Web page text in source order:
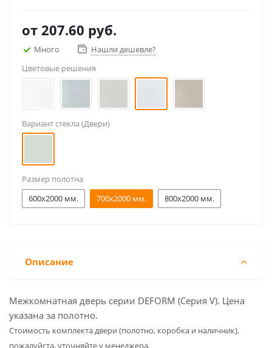
от 207.60 руб.
Много
Нашли дешевле?
Цветовые решения
Вариант стекла (Двери)
Размер полотна
600x2000 мм.
700x2000 мм. 800x2000 мм.
Описание
Межкомнатная дверь серии DEFORM (Серия V). Цена
указана за полотно.
Cтоимость комплекта двери (полотно, коробка и наличник),
пожалуйста, уточняйте у менеджера.